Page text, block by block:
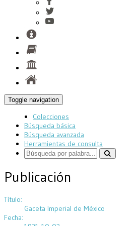
Toggle navigation
Colecciones
Búsqueda básica
Búsqueda avanzada
Herramientas de consulta
Publicación
Título:
Gaceta Imperial de México
Fecha: